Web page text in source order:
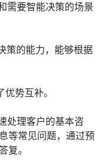
计
需要智能决策的场景
策的能力，能够根据
势互补。
处理客户的基本咨
等常见问题，通过预
复。